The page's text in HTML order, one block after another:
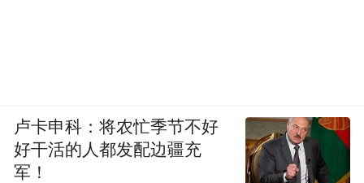
卢卡申科：将农忙季节不好
好干活的人都发配边疆充
军！